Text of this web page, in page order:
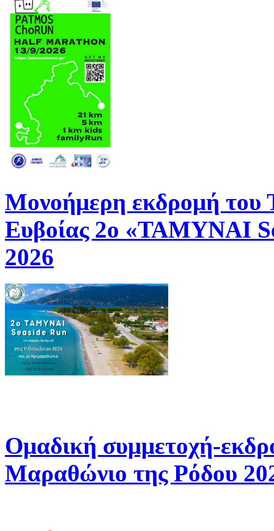
Μονοήμερη εκδρομή
Ευβοίας 2ο «ΤΑΜΥΝΑΙ
2026
Ομαδική συμμετοχή-
Μαραθώνιο της Ρόδου